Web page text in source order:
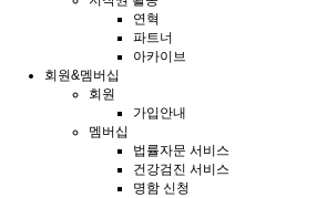
연혁
파트너
아카이브
회원&멤버십
회원
가입안내
멤버십
법률자문 서비스
건강검진 서비스
명함 신청